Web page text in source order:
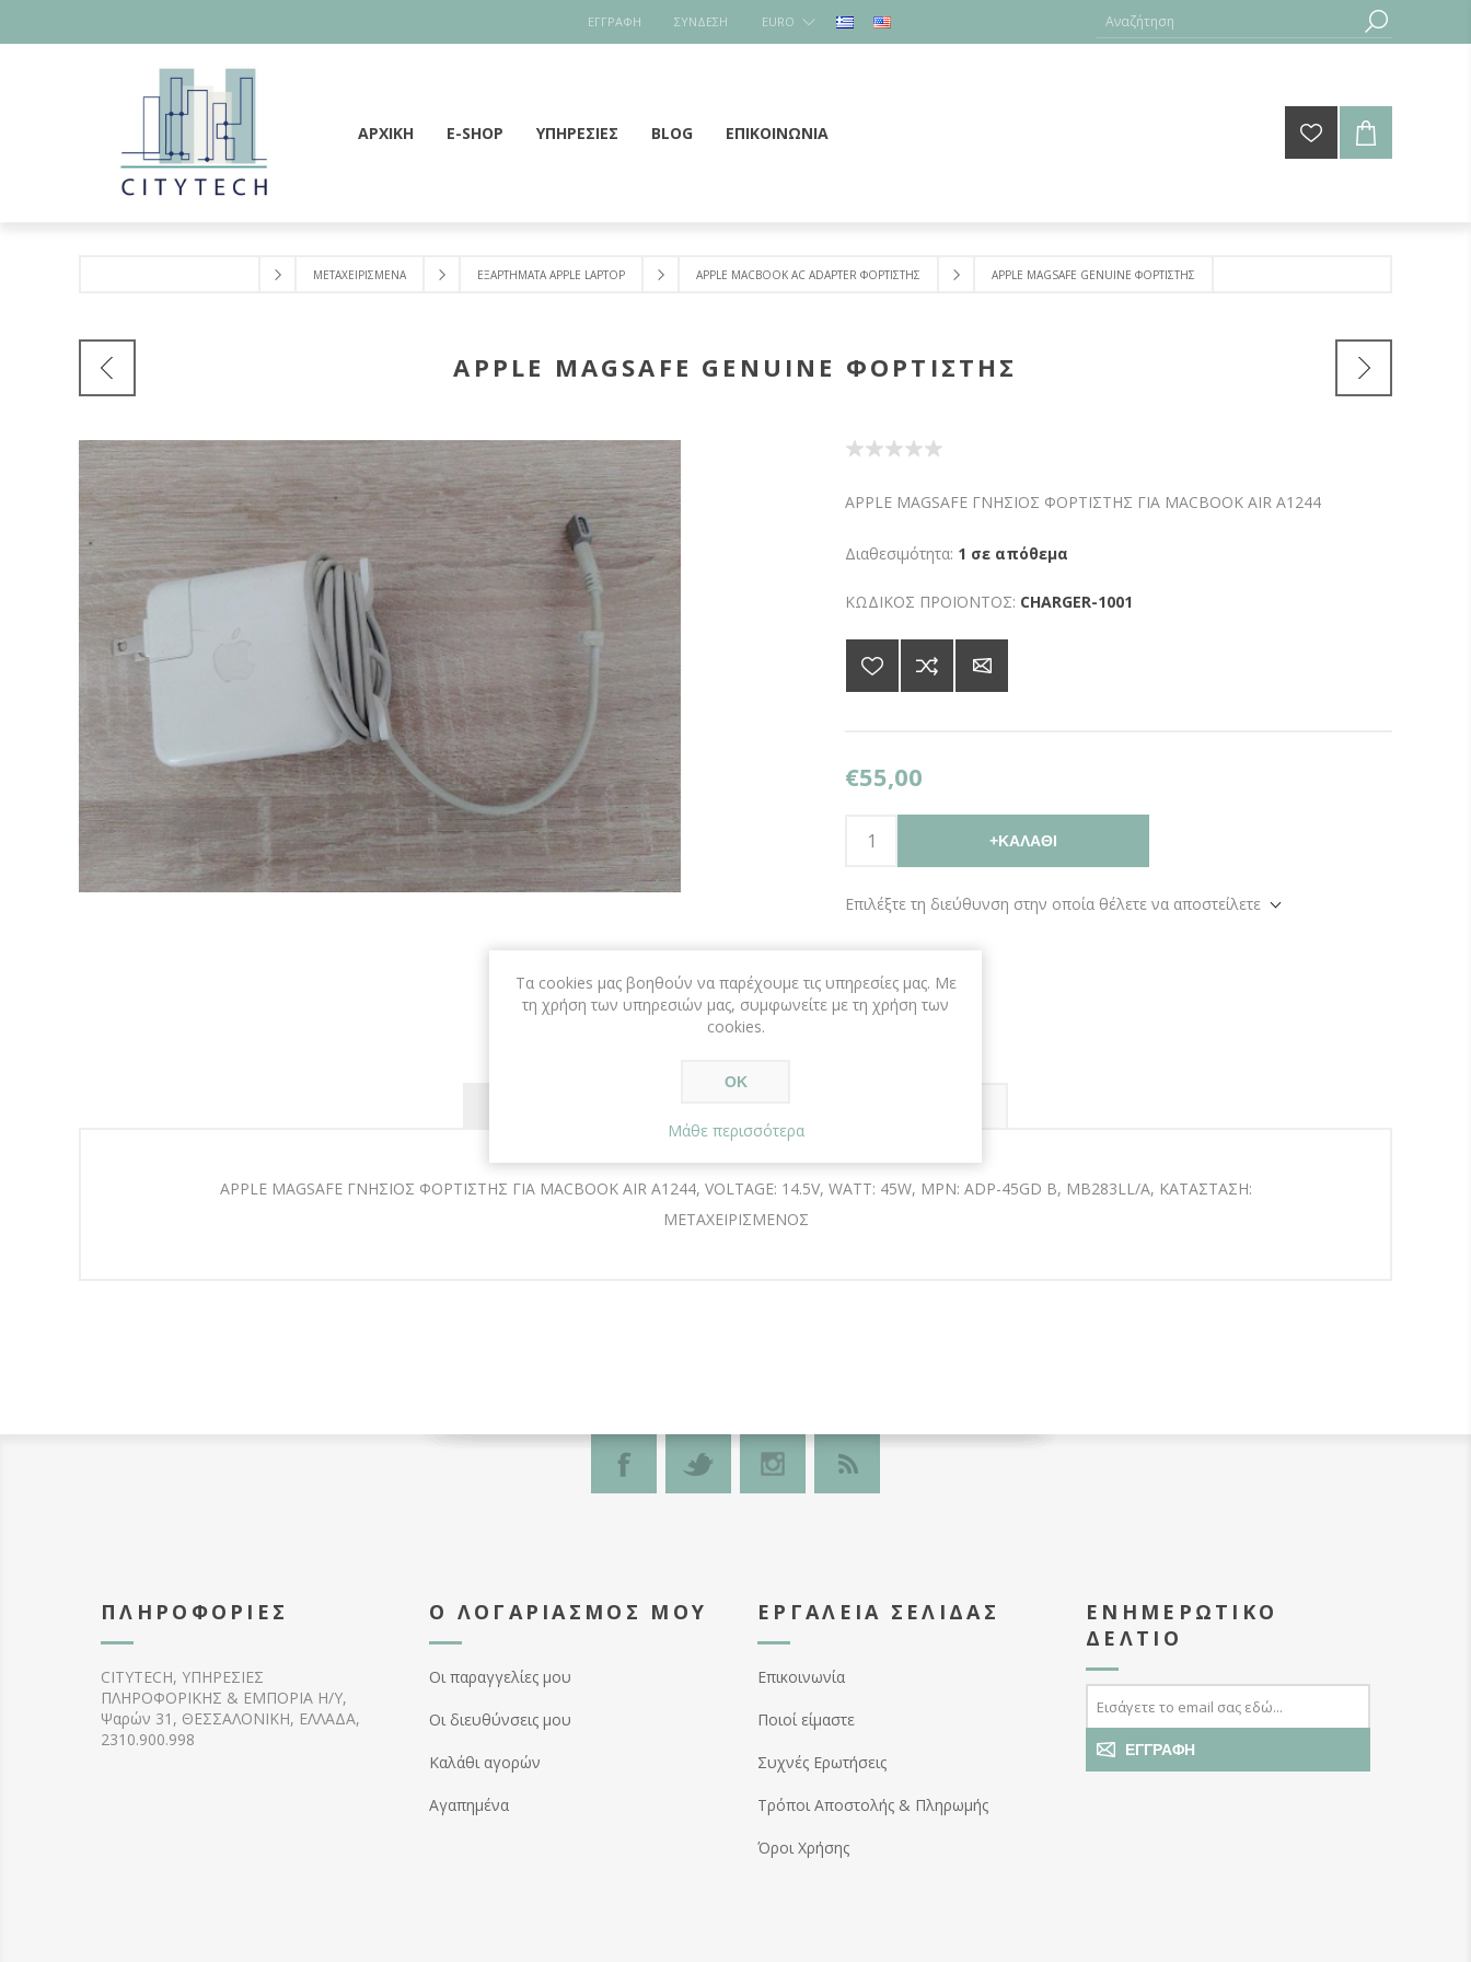
ΕΓΓΡΑΦΉ ΣΎΝΔΕΣΗ EURO
ΑΡΧΙΚΗ E-SHOP ΥΠΗΡΕΣΙΕΣ BLOG ΕΠΙΚΟΙΝΩΝΊΑ
ΜΕΤΑΧΕΙΡΙΣΜΕΝΑ ΕΞΑΡΤΗΜΑΤΑ APPLE LAPTOP APPLE MACBOOK AC ADAPTER ΦΟΡΤΙΣΤΗΣ APPLE MAGSAFE GENUINE ΦΟΡΤΙΣΤΗΣ
APPLE MAGSAFE GENUINE ΦΟΡΤΙΣΤΗΣ
APPLE MAGSAFE ΓΝΗΣΙΟΣ ΦΟΡΤΙΣΤΗΣ ΓΙΑ MACBOOK AIR A1244
Διαθεσιμότητα: 1 σε απόθεμα
ΚΩΔΙΚΟΣ ΠΡΟΪΟΝΤΟΣ: CHARGER-1001
€55,00
+ΚΑΛΆΘΙ
Επιλέξτε τη διεύθυνση στην οποία θέλετε να αποστείλετε
APPLE MAGSAFE ΓΝΗΣΙΟΣ ΦΟΡΤΙΣΤΗΣ ΓΙΑ MACBOOK AIR A1244, VOLTAGE: 14.5V, WATT: 45W, MPN: ADP-45GD B, MB283LL/A, ΚΑΤΑΣΤΑΣΗ:
ΜΕΤΑΧΕΙΡΙΣΜΕΝΟΣ
ΠΛΗΡΟΦΟΡΊΕΣ
CITYTECH, ΥΠΗΡΕΣΙΕΣ
ΠΛΗΡΟΦΟΡΙΚΗΣ & ΕΜΠΟΡΙΑ Η/Υ,
Ψαρών 31, ΘΕΣΣΑΛΟΝΙΚΗ, ΕΛΛΑΔΑ,
2310.900.998
Ο ΛΟΓΑΡΙΑΣΜΌΣ ΜΟΥ
Οι παραγγελίες μου
Οι διευθύνσεις μου
Καλάθι αγορών
Αγαπημένα
ΕΡΓΑΛΕΊΑ ΣΕΛΊΔΑΣ
Επικοινωνία
Ποιοί είμαστε
Συχνές Ερωτήσεις
Τρόποι Αποστολής & Πληρωμής
Όροι Χρήσης
ΕΝΗΜΕΡΩΤΙΚΌ
ΔΕΛΤΊΟ
ΕΓΓΡΑΦΉ
Τα cookies μας βοηθούν να παρέχουμε τις υπηρεσίες μας. Με
τη χρήση των υπηρεσιών μας, συμφωνείτε με τη χρήση των
cookies.
ΟΚ
Μάθε περισσότερα